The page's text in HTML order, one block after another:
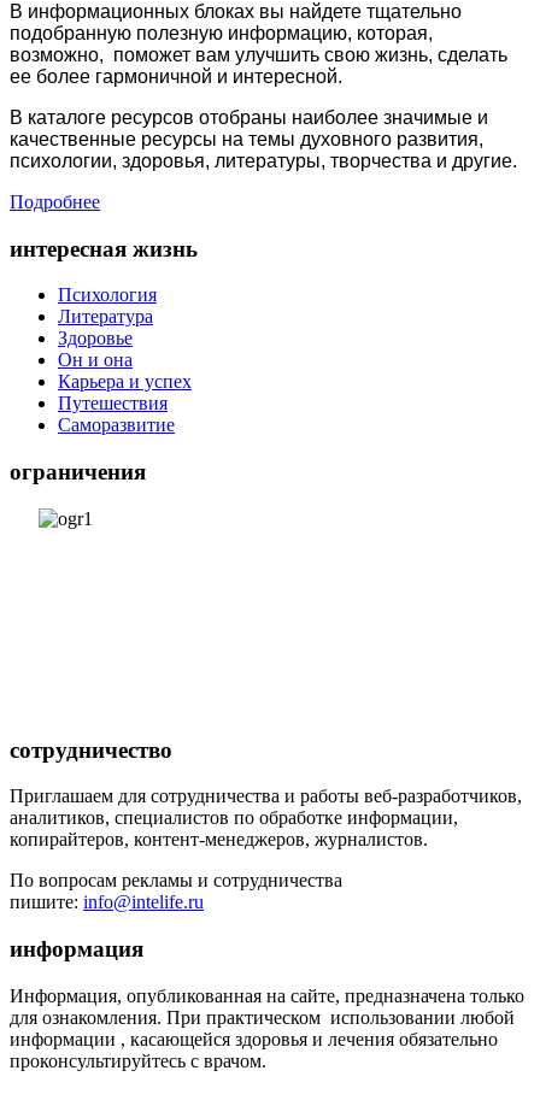
В информационных блоках вы найдете тщательно
подобранную полезную информацию, которая,
возможно, поможет вам улучшить свою жизнь, сделать
ее более гармоничной и интересной.
В каталоге ресурсов отобраны наиболее значимые и
качественные ресурсы на темы духовного развития,
психологии, здоровья, литературы, творчества и другие.
Подробнее
интересная жизнь
Психология
Литература
Здоровье
Он и она
Карьера и успех
Путешествия
Саморазвитие
ограничения
сотрудничество
Приглашаем для сотрудничества и работы веб-разработчиков,
аналитиков, специалистов по обработке информации,
копирайтеров, контент-менеджеров, журналистов.
По вопросам рекламы и сотрудничества
пишите: info@intelife.ru
информация
Информация, опубликованная на сайте, предназначена только
для ознакомления. При практическом использовании любой
информации , касающейся здоровья и лечения обязательно
проконсультируйтесь с врачом.